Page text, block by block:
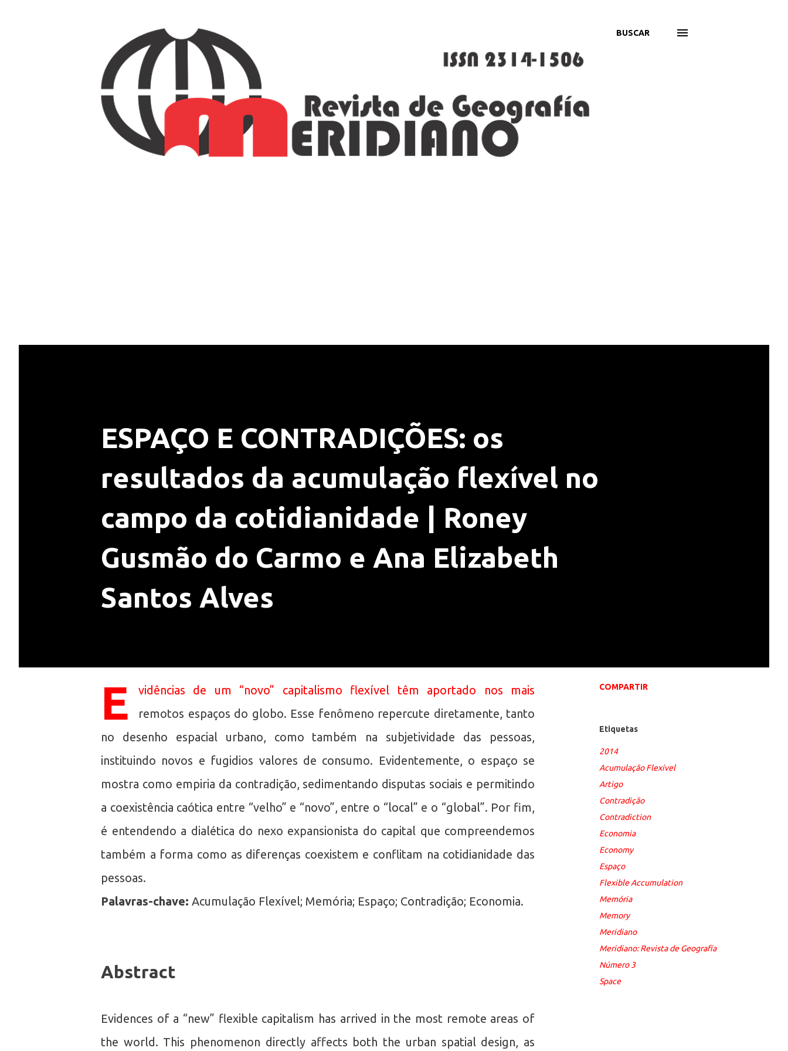
BUSCAR
ESPAÇO E CONTRADIÇÕES: os
resultados da acumulação flexível no
campo da cotidianidade | Roney
Gusmão do Carmo e Ana Elizabeth
Santos Alves
E
vidências de um “novo” capitalismo flexível têm aportado nos mais
remotos espaços do globo. Esse fenômeno repercute diretamente, tanto
no desenho espacial urbano, como também na subjetividade das pessoas,
instituindo novos e fugidios valores de consumo. Evidentemente, o espaço se
mostra como empiria da contradição, sedimentando disputas sociais e permitindo
a coexistência caótica entre “velho” e “novo”, entre o “local” e o “global”. Por fim,
é entendendo a dialética do nexo expansionista do capital que compreendemos
também a forma como as diferenças coexistem e conflitam na cotidianidade das
pessoas.
Palavras-chave: Acumulação Flexível; Memória; Espaço; Contradição; Economia.
Abstract
Evidences of a “new” flexible capitalism has arrived in the most remote areas of
the world. This phenomenon directly affects both the urban spatial design, as
COMPARTIR
Etiquetas
2014
Acumulação Flexível
Artigo
Contradição
Contradiction
Economia
Economy
Espaço
Flexible Accumulation
Memória
Memory
Meridiano
Meridiano: Revista de Geografía
Número 3
Space